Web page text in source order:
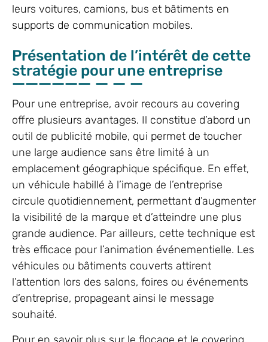
leurs voitures, camions, bus et bâtiments en
supports de communication mobiles.
Présentation de l’intérêt de cette
stratégie pour une entreprise
Pour une entreprise, avoir recours au covering
offre plusieurs avantages. Il constitue d’abord un
outil de publicité mobile, qui permet de toucher
une large audience sans être limité à un
emplacement géographique spécifique. En effet,
un véhicule habillé à l’image de l’entreprise
circule quotidiennement, permettant d’augmenter
la visibilité de la marque et d’atteindre une plus
grande audience. Par ailleurs, cette technique est
très efficace pour l’animation événementielle. Les
véhicules ou bâtiments couverts attirent
l’attention lors des salons, foires ou événements
d’entreprise, propageant ainsi le message
souhaité.